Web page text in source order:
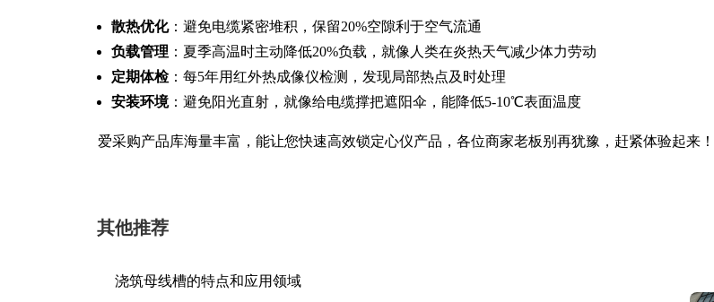
散热优化：避免电缆紧密堆积，保留20%空隙利于空气流通
负载管理 ：夏季高温时主动降低20%负载，就像人类在炎热天气减少体力劳动
定期体检：每5年用红外热成像仪检测，发现局部热点及时处理
安装环境：避免阳光直射，就像给电缆撑把遮阳伞，能降低5-10℃表面温度
爱采购产品库海量丰富，能让您快速高效锁定心仪产品，各位商家老板别再犹豫，赶紧体验起来！
其他推荐
浇筑母线槽的特点和应用领域